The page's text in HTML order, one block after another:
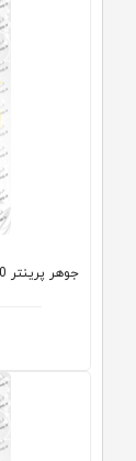
جوهر پرینتر L3110 اصلی EPSON